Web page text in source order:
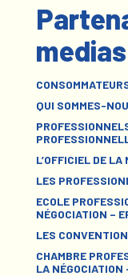
medias
QUI SOMMES-
L’OFFICIEL DE LA
LES
ECOLE
NÉGOCIATION –
LES
CHAMBRE
LA NÉGOCIATION